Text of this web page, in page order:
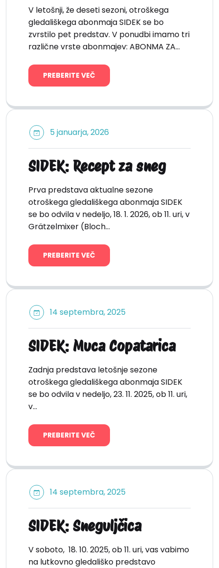
V letošnji, že deseti sezoni, otroškega
gledališkega abonmaja SIDEK se bo
zvrstilo pet predstav. V ponudbi imamo tri
različne vrste abonmajev: ABONMA ZA…
PREBERITE VEČ
5 januarja, 2026
SIDEK: Recept za sneg
Prva predstava aktualne sezone
otroškega gledališkega abonmaja SIDEK
se bo odvila v nedeljo, 18. 1. 2026, ob 11. uri, v
Grätzelmixer (Bloch…
PREBERITE VEČ
14 septembra, 2025
SIDEK: Muca Copatarica
Zadnja predstava letošnje sezone
otroškega gledališkega abonmaja SIDEK
se bo odvila v nedeljo, 23. 11. 2025, ob 11. uri,
v…
PREBERITE VEČ
14 septembra, 2025
SIDEK: Sneguljčica
V soboto, 18. 10. 2025, ob 11. uri, vas vabimo
na lutkovno gledališko predstavo